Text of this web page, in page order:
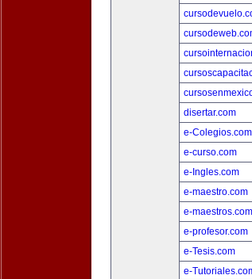
disertar.com
e-Colegios.com
e-curso.com
e-Ingles.com
e-maestro.com
e-maestros.com
e-profesor.com
e-Tesis.com
e-